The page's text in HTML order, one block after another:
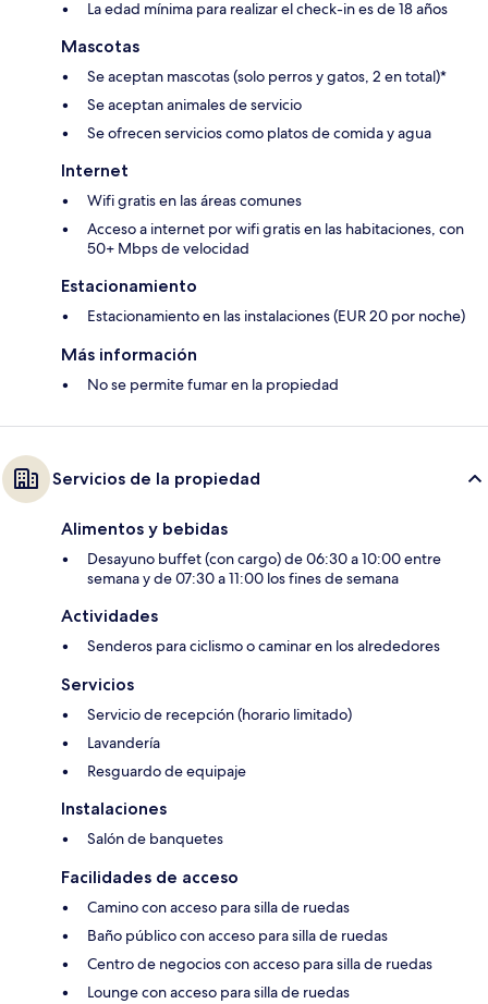
La edad mínima para realizar el check-in es de 18 años
Mascotas
Se aceptan mascotas (solo perros y gatos, 2 en total)*
Se aceptan animales de servicio
Se ofrecen servicios como platos de comida y agua
Internet
Wifi gratis en las áreas comunes
Acceso a internet por wifi gratis en las habitaciones, con
50+ Mbps de velocidad
Estacionamiento
Estacionamiento en las instalaciones (EUR 20 por noche)
Más información
No se permite fumar en la propiedad
Servicios de la propiedad
Alimentos y bebidas
Desayuno buffet (con cargo) de 06:30 a 10:00 entre
semana y de 07:30 a 11:00 los fines de semana
Actividades
Senderos para ciclismo o caminar en los alrededores
Servicios
Servicio de recepción (horario limitado)
Lavandería
Resguardo de equipaje
Instalaciones
Salón de banquetes
Facilidades de acceso
Camino con acceso para silla de ruedas
Baño público con acceso para silla de ruedas
Centro de negocios con acceso para silla de ruedas
Lounge con acceso para silla de ruedas